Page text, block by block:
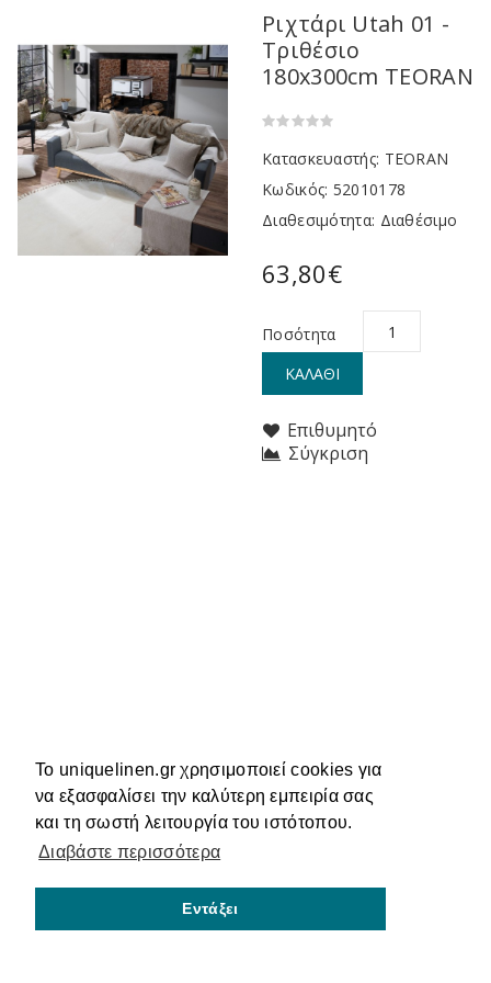
Το uniquelinen.gr χρησιμοποιεί cookies για
να εξασφαλίσει την καλύτερη εμπειρία σας
και τη σωστή λειτουργία του ιστότοπου.
Διαβάστε περισσότερα
Εντάξει
Ριχτάρι Utah 01 -
Τριθέσιο
180x300cm TEORAN
Κατασκευαστής: TEORAN
Κωδικός: 52010178
Διαθεσιμότητα: Διαθέσιμο
63,80€
Ποσότητα
ΚΑΛΆΘΙ
Επιθυμητό
Σύγκριση